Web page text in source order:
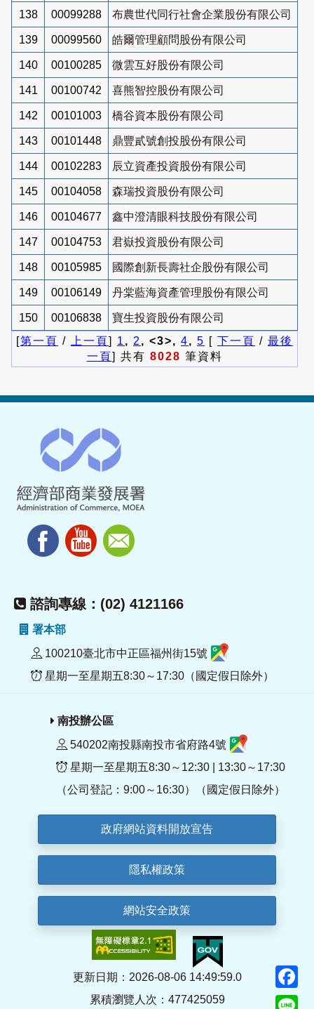
138 00099288 布農世代同行社會企業股份有限公司
139 00099560 皓爾管理顧問股份有限公司
140 00100285 微雲互好股份有限公司
141 00100742 喜熊智控股份有限公司
142 00101003 橋谷資本股份有限公司
143 00101448 鼎豐貳號創投股份有限公司
144 00102283 辰立資產投資股份有限公司
145 00104058 森瑞投資股份有限公司
146 00104677 鑫中澄清眼科技股份有限公司
147 00104753 君嶽投資股份有限公司
148 00105985 國際創新長壽社企股份有限公司
149 00106149 丹棠藍海資產管理股份有限公司
150 00106838
寶生投資股份有限公司
[第一頁 / 上一頁] 1 , 2 , <3>, 4, 5 [ 下一頁 / 最後
一頁] 共有 8028 筆資料
諮詢專線：(02) 4121166
署本部
100210臺北市中正區福州街15號
星期一至星期五8:30～17:30（國定假日除外）
南投辦公區
540202南投縣南投市省府路4號
星期一至星期五8:30～12:30 | 13:30～17:30
（公司登記：9:00～16:30）（國定假日除外）
政府網站資料開放宣告
隱私權政策
網站安全政策
更新日期：2026-08-06 14:49:59.0
累積瀏覽人次：477425059